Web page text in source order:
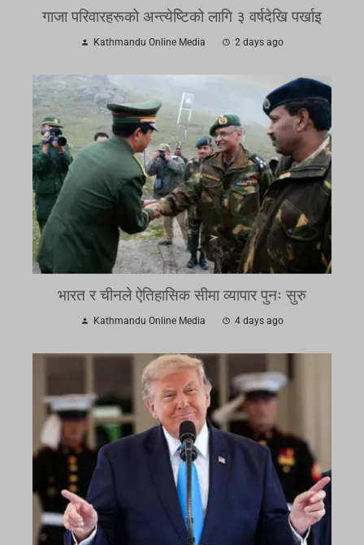
गाजा परिवारहरूको अन्त्येष्टिको लागि ३ वर्षदेखि पर्खाइ
Kathmandu Online Media 2 days ago
भारत र चीनले ऐतिहासिक सीमा व्यापार पुनः सुरु
Kathmandu Online Media 4 days ago